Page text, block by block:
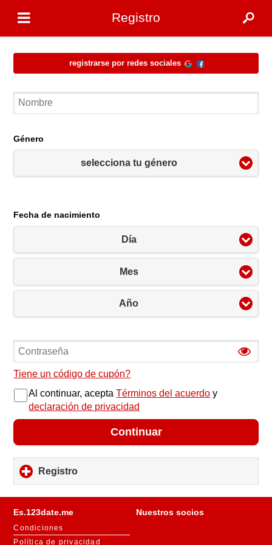
Registro
Registrarse por redes sociales
Género
selecciona tu género
Fecha de nacimiento
Día
Mes
Año
Tiene un código de cupón?
Al continuar, aceptaTérminos del acuerdo y
declaración de privacidad
Continuar
Registro
to
expand
Es.123date.me
Condiciones
Política de privacidad
Nuestros socios